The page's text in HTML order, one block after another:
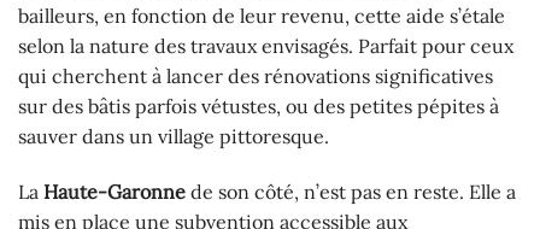
bailleurs, en fonction de leur revenu, cette aide s’étale
selon la nature des travaux envisagés. Parfait pour ceux
qui cherchent à lancer des rénovations significatives
sur des bâtis parfois vétustes, ou des petites pépites à
sauver dans un village pittoresque.
La Haute-Garonne de son côté, n’est pas en reste. Elle a
mis en place une subvention accessible aux